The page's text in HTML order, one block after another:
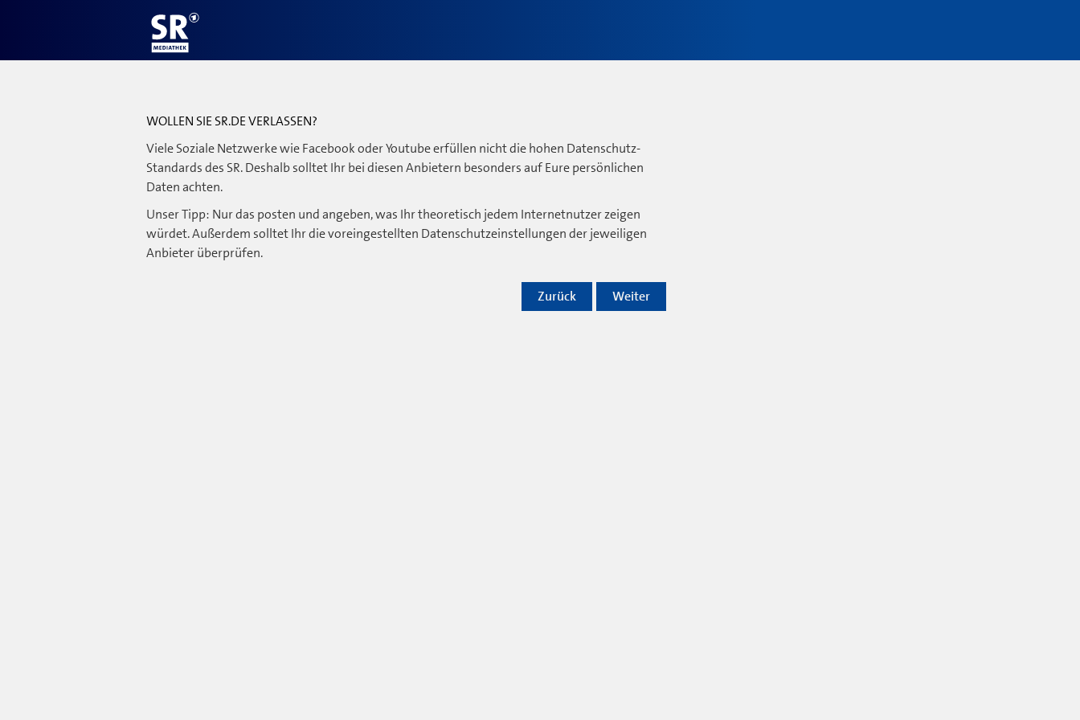
WOLLEN SIE SR.DE VERLASSEN?
Viele Soziale Netzwerke wie Facebook oder Youtube erfüllen nicht die hohen Datenschutz-
Standards des SR. Deshalb solltet Ihr bei diesen Anbietern besonders auf Eure persönlichen
Daten achten.
Unser Tipp: Nur das posten und angeben, was Ihr theoretisch jedem Internetnutzer zeigen
würdet. Außerdem solltet Ihr die voreingestellten Datenschutzeinstellungen der jeweiligen
Anbieter überprüfen.
Weiter
Zurück